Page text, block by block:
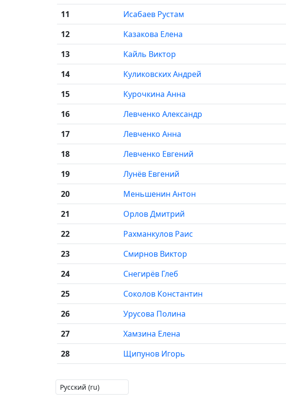
11
Исабаев Рустам
12
Казакова Елена
13
Кайль Виктор
14
Куликовских Андрей
15
Курочкина Анна
16
Левченко Александр
17
Левченко Анна
18
Левченко Евгений
19
Лунёв Евгений
20
Меньшенин Антон
21
Орлов Дмитрий
22
Рахманкулов Раис
23
Смирнов Виктор
24
Снегирёв Глеб
25
Соколов Константин
26
Урусова Полина
27
Хамзина Елена
28
Щипунов Игорь